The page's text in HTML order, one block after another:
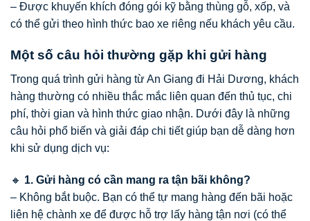
– Được khuyến khích đóng gói kỹ bằng thùng gỗ, xốp, và
có thể gửi theo hình thức bao xe riêng nếu khách yêu cầu.
Một số câu hỏi thường gặp khi gửi hàng
Trong quá trình gửi hàng từ An Giang đi Hải Dương, khách
hàng thường có nhiều thắc mắc liên quan đến thủ tục, chi
phí, thời gian và hình thức giao nhận. Dưới đây là những
câu hỏi phổ biến và giải đáp chi tiết giúp bạn dễ dàng hơn
khi sử dụng dịch vụ:
🔸 1. Gửi hàng có cần mang ra tận bãi không?
– Không bắt buộc. Bạn có thể tự mang hàng đến bãi hoặc
liên hệ chành xe để được hỗ trợ lấy hàng tận nơi (có thể